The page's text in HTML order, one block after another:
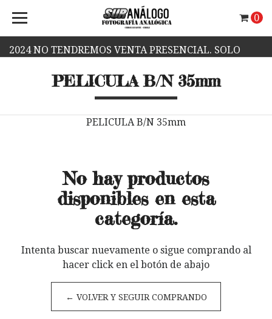
2024 NO TENDREMOS VENTA PRESENCIAL. SOLO
VENTA WEB.
0
PELICULA B/N 35mm
PELICULA B/N 35mm
No hay productos
disponibles en esta
categoría.
Intenta buscar nuevamente o sigue comprando al
hacer click en el botón de abajo
← VOLVER Y SEGUIR COMPRANDO